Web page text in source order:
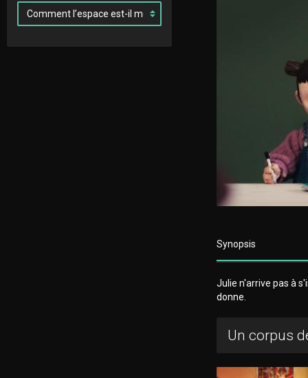
Synopsis
Julie n'arrive pas à
donne.
Un corpus